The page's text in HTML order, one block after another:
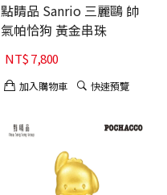
點睛品 Sanrio 三麗鷗 帥
氣帕恰狗 黃金串珠
NT$7,800
加入購物車 快速預覽